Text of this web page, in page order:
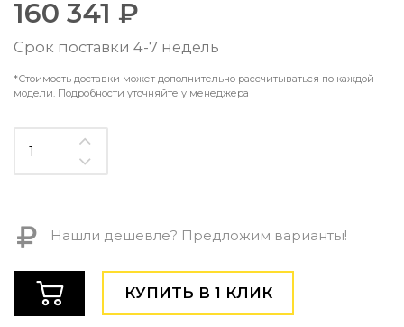
Контемпорари
Производство архитектурного и декоративного
Мебель
По типу
Столы и столики
Мягкая мебель
Полки и стеллажи
Консоли
Мебель по назначению
Мебель для HoReCa
Производство мебели на заказ Romatti
160 341 ₽
Срок поставки 4-7 недель
*Стоимость доставки может дополнительно рассчитываться по каждой
модели. Подробности уточняйте у менеджера
Нашли дешевле? Предложим варианты!
КУПИТЬ В 1 КЛИК